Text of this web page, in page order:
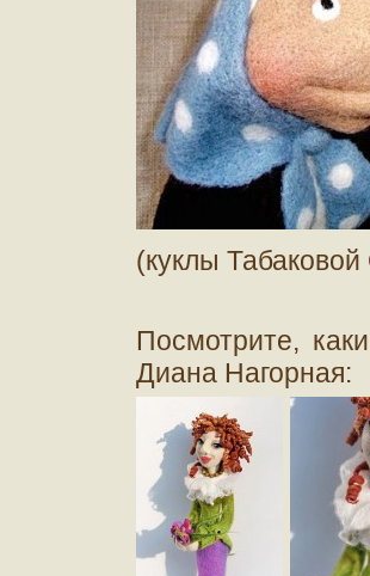
(куклы Табаковой
Посмотрите,
Диана Нагорная: